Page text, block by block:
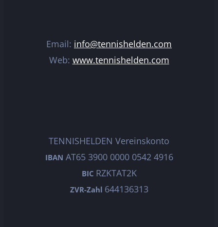
Email: info@tennishelden.com
Web: www.tennishelden.com
TENNISHELDEN Vereinskonto
IBAN AT65 3900 0000 0542 4916
BIC RZKTAT2K
ZVR-Zahl 644136313